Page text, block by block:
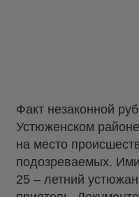
Факт незаконной
Устюженском
на место
подозреваемых.
25 – летний